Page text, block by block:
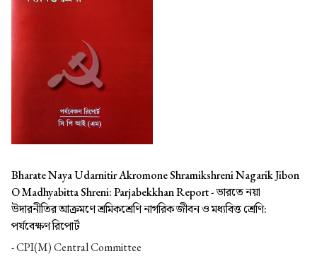
Bharate Naya Udarnitir Akromone Shramikshreni Nagarik Jibon
O Madhyabitta Shreni: Parjabekkhan Report -ভারতে নয়া
উদারনীতির আক্রমণে শ্রমিকশ্রেণি নাগরিক জীবন ও মধ্যবিত্ত শ্রেণি:
পর্যবেক্ষণ রিপোর্ট
- CPI(M) Central Committee